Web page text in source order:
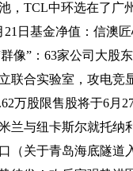
，TCL中环选在了广
联合实验室，攻电竞